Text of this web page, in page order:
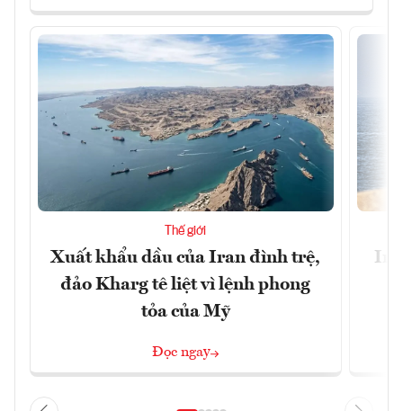
Thế giới
Xuất khẩu dầu của Iran đình trệ,
đảo Kharg tê liệt vì lệnh phong
tỏa của Mỹ
Đọc ngay